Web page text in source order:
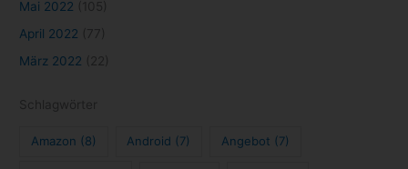
Mai 2022
April 2022
März 2022
Amazon (8) Android (7) Angebot (7)